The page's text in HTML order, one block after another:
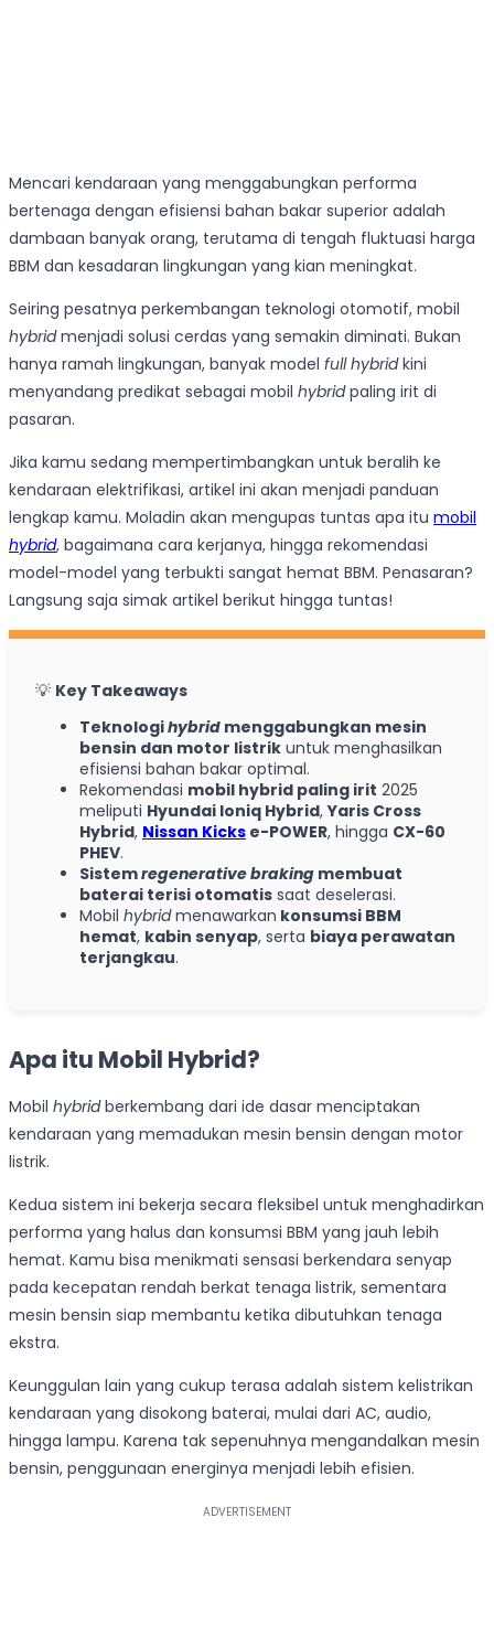
Mencari kendaraan yang menggabungkan performa
bertenaga dengan efisiensi bahan bakar superior adalah
dambaan banyak orang, terutama di tengah fluktuasi harga
BBM dan kesadaran lingkungan yang kian meningkat.
Seiring pesatnya perkembangan teknologi otomotif, mobil
hybridmenjadi solusi cerdas yang semakin diminati. Bukan
hanya ramah lingkungan, banyak model full hybridkini
menyandang predikat sebagai mobil hybridpaling irit di
pasaran.
Jika kamu sedang mempertimbangkan untuk beralih ke
kendaraan elektrifikasi, artikel ini akan menjadi panduan
lengkap kamu. Moladin akan mengupas tuntas apa itu mobil
hybrid, bagaimana cara kerjanya, hingga rekomendasi
model-model yang terbukti sangat hemat BBM. Penasaran?
Langsung saja simak artikel berikut hingga tuntas!
💡 Key Takeaways
Teknologihybrid menggabungkan mesin
bensin dan motor listrik untuk menghasilkan
efisiensi bahan bakar optimal.
Rekomendasi mobil hybrid paling irit 2025
meliputi Hyundai Ioniq Hybrid,Yaris Cross
Hybrid, Nissan Kicks e-POWER, hingga CX-60
PHEV.
Sistemregenerative braking membuat
baterai terisi otomatis saat deselerasi.
Mobil hybridmenawarkan konsumsi BBM
hemat, kabin senyap, serta biaya perawatan
terjangkau.
Apa itu Mobil Hybrid?
Mobil hybridberkembang dari ide dasar menciptakan
kendaraan yang memadukan mesin bensin dengan motor
listrik.
Kedua sistem ini bekerja secara fleksibel untuk menghadirkan
performa yang halus dan konsumsi BBM yang jauh lebih
hemat. Kamu bisa menikmati sensasi berkendara senyap
pada kecepatan rendah berkat tenaga listrik, sementara
mesin bensin siap membantu ketika dibutuhkan tenaga
ekstra.
Keunggulan lain yang cukup terasa adalah sistem kelistrikan
kendaraan yang disokong baterai, mulai dari AC, audio,
hingga lampu. Karena tak sepenuhnya mengandalkan mesin
bensin, penggunaan energinya menjadi lebih efisien.